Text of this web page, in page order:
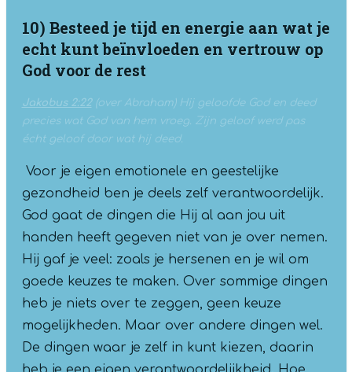
10) Besteed je tijd en energie aan wat je
echt kunt beïnvloeden en vertrouw op
God voor de rest
Jakobus 2:22 (over Abraham) Hij geloofde God en deed
precies wat God van hem vroeg. Zijn geloof werd pas
écht geloof door wat hij deed.
Voor je eigen emotionele en geestelijke
gezondheid ben je deels zelf verantwoordelijk.
God gaat de dingen die Hij al aan jou uit
handen heeft gegeven niet van je over nemen.
Hij gaf je veel: zoals je hersenen en je wil om
goede keuzes te maken. Over sommige dingen
heb je niets over te zeggen, geen keuze
mogelijkheden. Maar over andere dingen wel.
De dingen waar je zelf in kunt kiezen, daarin